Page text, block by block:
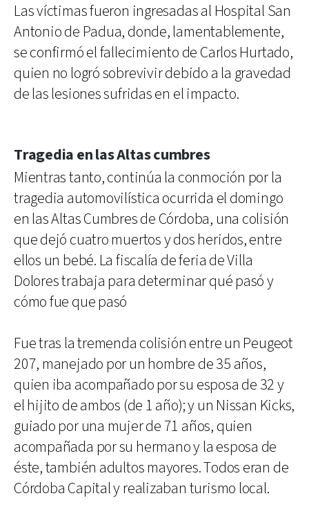
Las víctimas fueron ingresadas al Hospital San
Antonio de Padua, donde, lamentablemente,
se confirmó el fallecimiento de Carlos Hurtado,
quien no logró sobrevivir debido a la gravedad
de las lesiones sufridas en el impacto.
Tragedia en las Altas cumbres
Mientras tanto, continúa la conmoción por la
tragedia automovilística ocurrida el domingo
en las Altas Cumbres de Córdoba, una colisión
que dejó cuatro muertos y dos heridos, entre
ellos un bebé. La fiscalía de feria de Villa
Dolores trabaja para determinar qué pasó y
cómo fue que pasó
Fue tras la tremenda colisión entre un Peugeot
207, manejado por un hombre de 35 años,
quien iba acompañado por su esposa de 32 y
el hijito de ambos (de 1 año); y un Nissan Kicks,
guiado por una mujer de 71 años, quien
acompañada por su hermano y la esposa de
éste, también adultos mayores. Todos eran de
Córdoba Capital y realizaban turismo local.